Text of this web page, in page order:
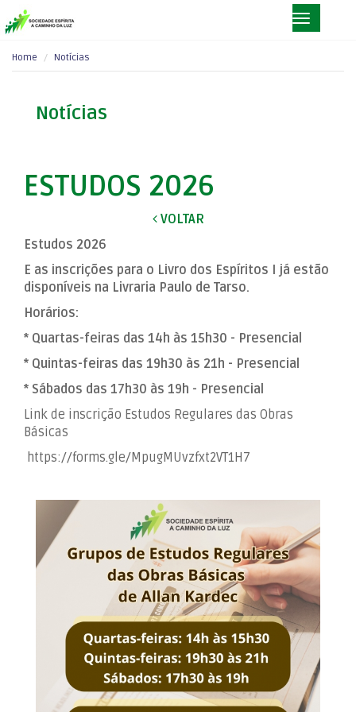
Home Notícias
Notícias
ESTUDOS 2026
VOLTAR
Estudos 2026
E as inscrições para o Livro dos Espíritos I já estão
disponíveis na Livraria Paulo de Tarso.
Horários:
* Quartas-feiras das 14h às 15h30 - Presencial
* Quintas-feiras das 19h30 às 21h - Presencial
* Sábados das 17h30 às 19h - Presencial
Link de inscrição Estudos Regulares das Obras
Básicas
https://forms.gle/MpugMUvzfxt2VT1H7